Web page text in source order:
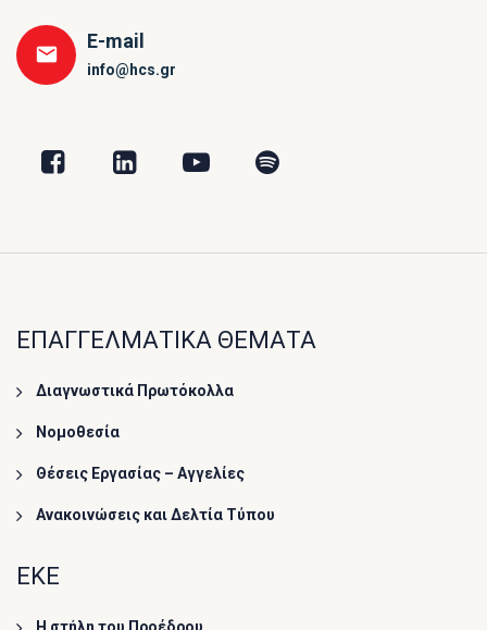
E-mail
info@hcs.gr
ΕΠΑΓΓΕΛΜΑΤΙΚΑ ΘΕΜΑΤΑ
Διαγνωστικά Πρωτόκολλα
Νομοθεσία
Θέσεις Εργασίας – Αγγελίες
Ανακοινώσεις και Δελτία Τύπου
ΕΚΕ